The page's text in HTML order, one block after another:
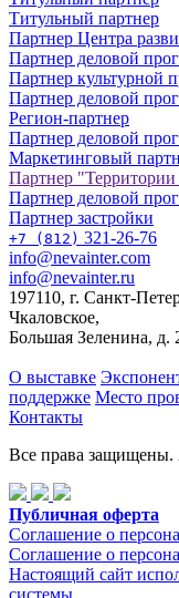
Титульный партнер
Партнер Центра
Партнер деловой
Партнер культурной
Партнер деловой
Регион-партнер
Партнер деловой
Маркетинговый
Партнер
Партнер деловой
Партнер застройки
+7 (812) 321-26-76
info@nevainter.com
info@nevainter.ru
197110, г. Санкт-
Чкаловское,
Большая Зеленина, д.
О выставке
поддержке Место
Контакты
Все права
Публичная оферта
Соглашение о
Соглашение о
Настоящий сайт